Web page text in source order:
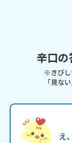
辛口の
※きびし
「見な
え